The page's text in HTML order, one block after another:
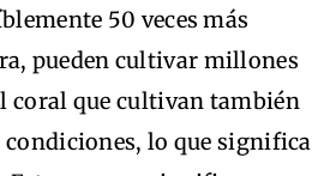
50 veces más
pueden cultivar millones
coral que cultivan también
lo que significa